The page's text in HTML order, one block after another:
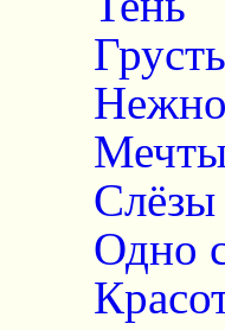
Грусть
Мечты
Слёзы
Одно